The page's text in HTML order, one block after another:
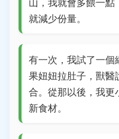
就減少份量。
有一次，我試了一個
果妞妞拉肚子，獸醫
合。從那以後，我更
新食材。